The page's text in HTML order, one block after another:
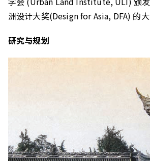
洲设计大奖(Design for Asia, DFA) 的大
研究与规划